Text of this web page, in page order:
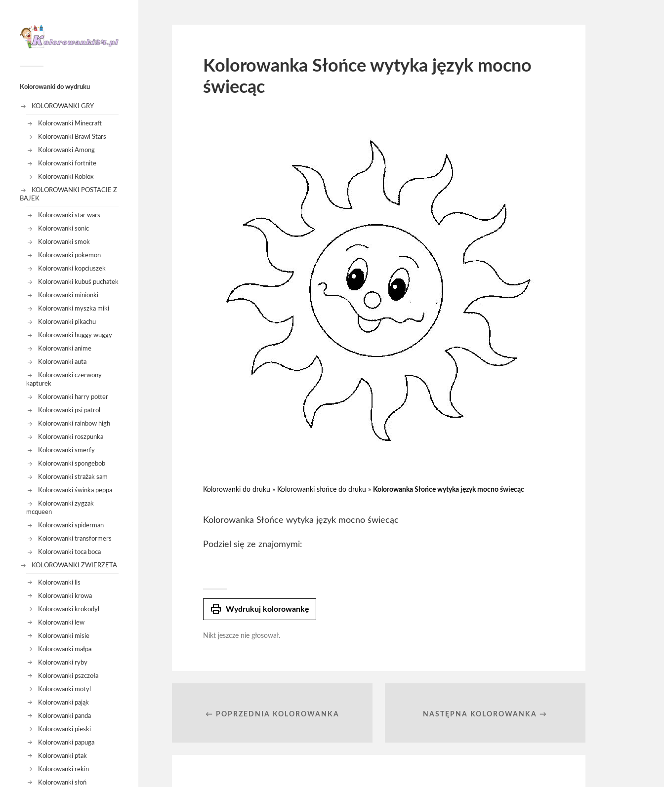
Kolorowanki do wydruku
KOLOROWANKI GRY
Kolorowanki Minecraft
Kolorowanki Brawl Stars
Kolorowanki Among
Kolorowanki fortnite
Kolorowanki Roblox
KOLOROWANKI POSTACIE Z
BAJEK
Kolorowanki star wars
Kolorowanki sonic
Kolorowanki smok
Kolorowanki pokemon
Kolorowanki kopciuszek
Kolorowanki kubuś puchatek
Kolorowanki minionki
Kolorowanki myszka miki
Kolorowanki pikachu
Kolorowanki huggy wuggy
Kolorowanki anime
Kolorowanki auta
Kolorowanki czerwony
kapturek
Kolorowanki harry potter
Kolorowanki psi patrol
Kolorowanki rainbow high
Kolorowanki roszpunka
Kolorowanki smerfy
Kolorowanki spongebob
Kolorowanki strażak sam
Kolorowanki świnka peppa
Kolorowanki zygzak
mcqueen
Kolorowanki spiderman
Kolorowanki transformers
Kolorowanki toca boca
KOLOROWANKI ZWIERZĘTA
Kolorowanki lis
Kolorowanki krowa
Kolorowanki krokodyl
Kolorowanki lew
Kolorowanki misie
Kolorowanki małpa
Kolorowanki ryby
Kolorowanki pszczoła
Kolorowanki motyl
Kolorowanki pająk
Kolorowanki panda
Kolorowanki pieski
Kolorowanki papuga
Kolorowanki ptak
Kolorowanki rekin
Kolorowanki słoń
Kolorowanka Słońce wytyka język mocno
świecąc
Kolorowanki do druku » Kolorowanki słońce do druku » Kolorowanka Słońce wytyka język mocno świecąc
Kolorowanka Słońce wytyka język mocno świecąc
Podziel się ze znajomymi:
print Wydrukuj kolorowankę
Nikt jeszcze nie głosował.
← POPRZEDNIA KOLOROWANKA NASTĘPNA KOLOROWANKA →